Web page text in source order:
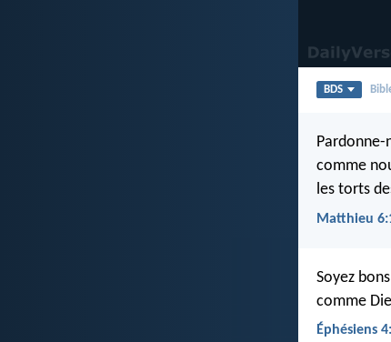
BDS
Pardonne-
comme
les torts
Matthieu
Soyez
comme
Éphésiens